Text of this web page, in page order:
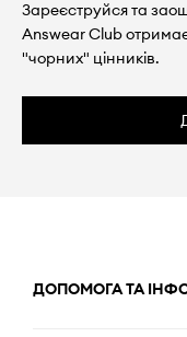
Зареєструйся та
Answear Club
"чорних" цінників.
ДОПОМОГА ТА